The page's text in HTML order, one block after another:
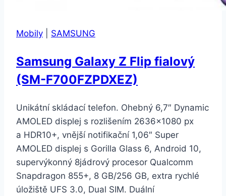
Mobily SAMSUNG
Samsung Galaxy Z Flip fialový
(SM-F700FZPDXEZ)
Unikátní skládací telefon. Ohebný 6,7″ Dynamic
AMOLED displej s rozlišením 2636×1080 px
a HDR10+, vnější notifikační 1,06″ Super
AMOLED displej s Gorilla Glass 6, Android 10,
supervýkonný 8jádrový procesor Qualcomm
Snapdragon 855+, 8 GB/256 GB, extra rychlé
úložiště UFS 3.0, Dual SIM. Duální